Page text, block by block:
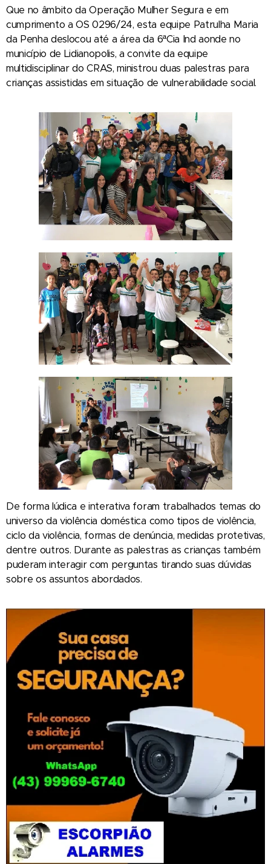
Que no âmbito da Operação Mulher Segura e em
cumprimento a OS 0296/24, esta equipe Patrulha Maria
da Penha deslocou até a área da 6ªCia Ind aonde no
município de Lidianopolis, a convite da equipe
multidisciplinar do CRAS, ministrou duas palestras para
crianças assistidas em situação de vulnerabilidade social.
De forma lúdica e interativa foram trabalhados temas do
universo da violência doméstica como tipos de violência,
ciclo da violência, formas de denúncia, medidas protetivas,
dentre outros. Durante as palestras as crianças também
puderam interagir com perguntas tirando suas dúvidas
sobre os assuntos abordados.